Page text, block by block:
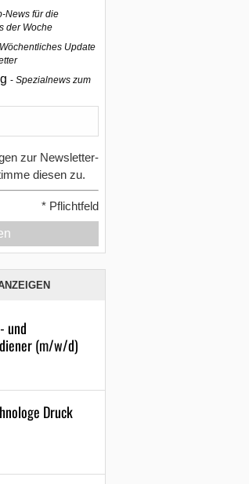
News für die
der Woche
Wöchentliches Update
Spezialnews zum
zur Newsletter-
diesen zu.
* Pflichtfeld
und
(m/w/d)
Druck